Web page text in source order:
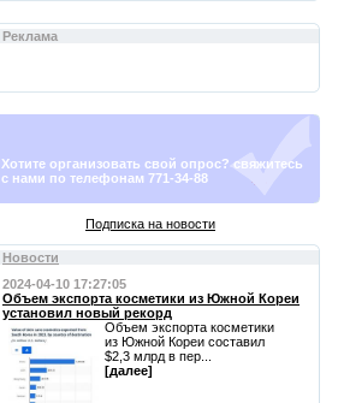
Реклама
Хотите организовать свой опрос? свяжитесь
с нами по телефонам 771-34-88
Подписка на новости
Новости
2024-04-10 17:27:05
Объем экспорта косметики из Южной Кореи
установил новый рекорд
Объем экспорта косметики
из Южной Кореи составил
$2,3 млрд в пер...
[далее]